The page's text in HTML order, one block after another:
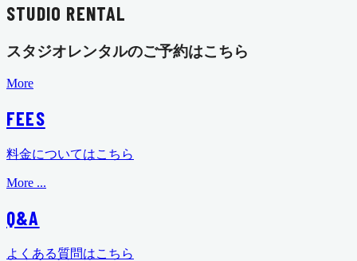
STUDIO RENTAL
スタジオレンタルのご予約はこちら
More
FEES
料金についてはこちら
More ...
Q&A
よくある質問はこちら